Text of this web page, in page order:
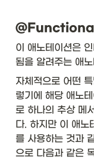
&
\t
ex
t{
oo
le
a
n
te
st
(
이 애노테이션은
됨을 알려주는 애
자체적으로 어떤
렇기에 해당 애노
로 하나의 추상 메
다. 하지만 이 애노
를 사용하는 것과
으로 다음과 같은